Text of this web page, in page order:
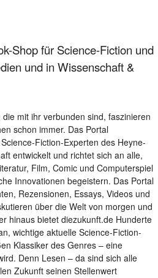
Shop für Science-Fiction und
und in Wissenschaft &
mit ihr verbunden sind, faszinieren
schon immer. Das Portal
Fiction-Experten des Heyne-
entwickelt und richtet sich an alle,
Film, Comic und Computerspiel
Innovationen begeistern. Das Portal
Rezensionen, Essays, Videos und
über die Welt von morgen und
hinaus bietet diezukunft.de Hunderte
wichtige aktuelle Science-Fiction-
Klassiker des Genres – eine
Denn Lesen – da sind sich alle
Zukunft seinen Stellenwert